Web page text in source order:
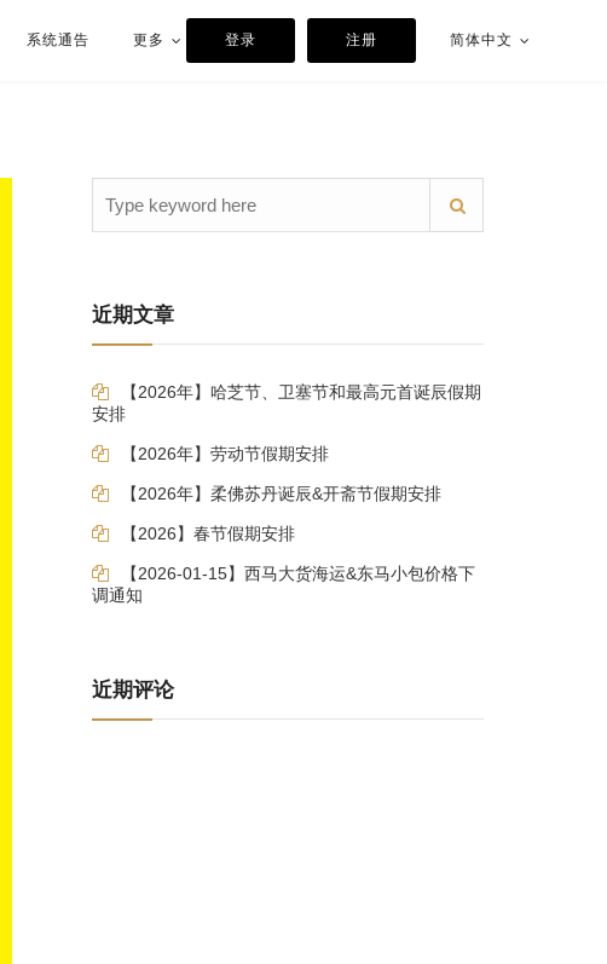
系统通告 更多 登录 注册 简体中文
近期文章
【2026年】哈芝节、卫塞节和最高元首诞辰假期
安排
【2026年】劳动节假期安排
【2026年】柔佛苏丹诞辰&开斋节假期安排
【2026】春节假期安排
【2026-01-15】西马大货海运&东马小包价格下
调通知
近期评论